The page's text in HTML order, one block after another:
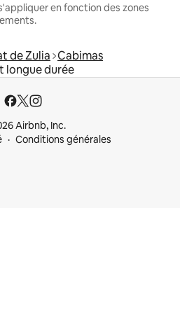
en fonction des zones
de Zulia Cabimas
longue durée
Airbnb, Inc.
Conditions générales